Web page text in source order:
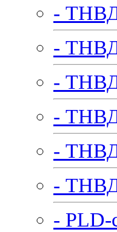
-
-
-
- ТНВД
-
-
- PLD-